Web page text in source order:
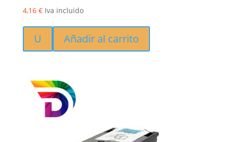
4,16 € Iva incluido
U Añadir al carrito